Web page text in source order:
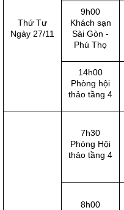
Thứ Tư
Ngày 27/11
9h00
Khách sạn
Sài Gòn -
Phú Thọ
14h00
Phòng hội
thảo tầng 4
7h30
Phòng Hội
thảo tầng 4
8h00